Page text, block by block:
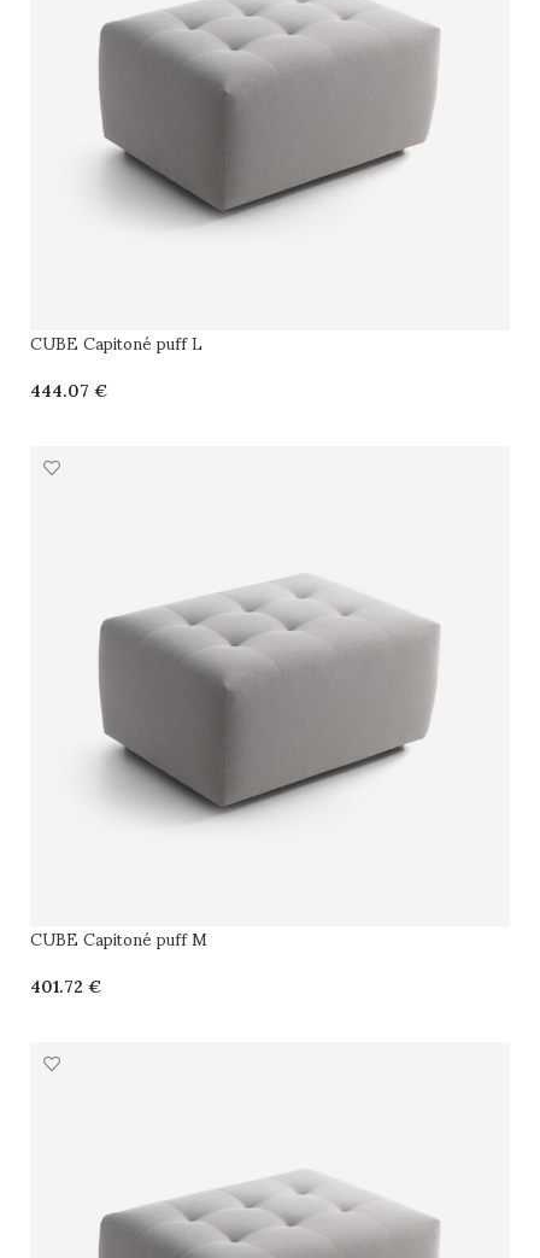
CUBE Capitoné puff L
€
CUBE Capitoné puff M
€